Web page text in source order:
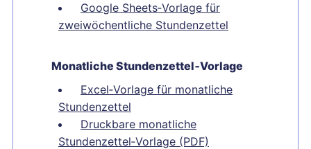
Google Sheets‑Vorlage für
zweiwöchentliche Stundenzettel
Monatliche Stundenzettel‑Vorlage
Excel‑Vorlage für monatliche
Stundenzettel
Druckbare monatliche
Stundenzettel‑Vorlage (PDF)